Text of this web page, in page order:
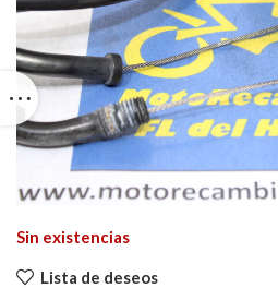
Sin existencias
Lista de deseos